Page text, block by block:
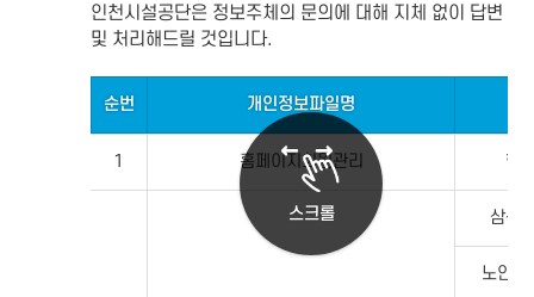
인천시설공단은 정보주체의 문의에 대해 지체 없이 답변
및 처리해드릴 것입니다.
스크롤
순번 개인정보파일명
1 홈페이지회원관리 혁
삼산
노인종